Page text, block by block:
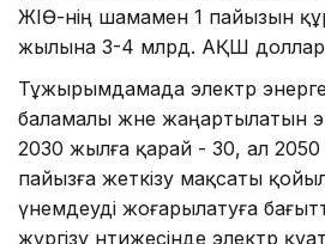
ЖІӨ-нің шамамен 1 пайызын
жылына 3-4 млрд. АҚШ
Тұжырымдамада электр
баламалы және жаңартылатын
2030 жылға қарай - 30, ал
пайызға жеткізу мақсаты
үнемдеуді жоғарылатуға
жүргізу нәтижесінде электр